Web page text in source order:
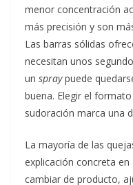
menor concentración
más precisión y son
Las barras sólidas
necesitan unos
un spraypuede
buena. Elegir el
sudoración marca una
La mayoría de las
explicación concreta
cambiar de producto,